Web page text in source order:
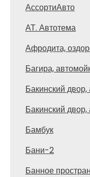
АссортиАвто
АТ. Автотема
Афродита,
Багира,
Бакинский
Бакинский
Бамбук
Бани-2
Банное